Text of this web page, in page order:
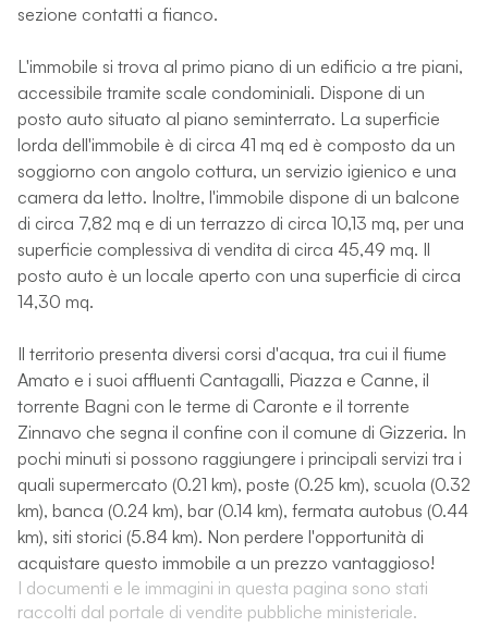
sezione contatti a fianco.
L'immobile si trova al primo piano di un edificio a tre piani,
accessibile tramite scale condominiali. Dispone di un
posto auto situato al piano seminterrato. La superficie
lorda dell'immobile è di circa 41 mq ed è composto da un
soggiorno con angolo cottura, un servizio igienico e una
camera da letto. Inoltre, l'immobile dispone di un balcone
di circa 7,82 mq e di un terrazzo di circa 10,13 mq, per una
superficie complessiva di vendita di circa 45,49 mq. Il
posto auto è un locale aperto con una superficie di circa
14,30 mq.
Il territorio presenta diversi corsi d'acqua, tra cui il fiume
Amato e i suoi affluenti Cantagalli, Piazza e Canne, il
torrente Bagni con le terme di Caronte e il torrente
Zinnavo che segna il confine con il comune di Gizzeria. In
pochi minuti si possono raggiungere i principali servizi tra i
quali supermercato (0.21 km), poste (0.25 km), scuola (0.32
km), banca (0.24 km), bar (0.14 km), fermata autobus (0.44
km), siti storici (5.84 km). Non perdere l'opportunità di
acquistare questo immobile a un prezzo vantaggioso!
I documenti e le immagini in questa pagina sono stati
raccolti dal portale di vendite pubbliche ministeriale.